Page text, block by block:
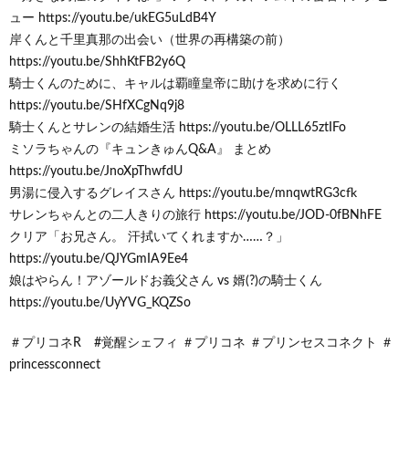
ュー https://youtu.be/ukEG5uLdB4Y
岸くんと千里真那の出会い（世界の再構築の前）
https://youtu.be/ShhKtFB2y6Q
騎士くんのために、キャルは覇瞳皇帝に助けを求めに行く
https://youtu.be/SHfXCgNq9j8
騎士くんとサレンの結婚生活 https://youtu.be/OLLL65ztIFo
ミソラちゃんの『キュンきゅんQ&A』 まとめ
https://youtu.be/JnoXpThwfdU
男湯に侵入するグレイスさん https://youtu.be/mnqwtRG3cfk
サレンちゃんとの二人きりの旅行 https://youtu.be/JOD-0fBNhFE
クリア「お兄さん。 汗拭いてくれますか……？」
https://youtu.be/QJYGmIA9Ee4
娘はやらん！アゾールドお義父さん vs 婿(?)の騎士くん
https://youtu.be/UyYVG_KQZSo
＃プリコネR #覚醒シェフィ ＃プリコネ ＃プリンセスコネクト ＃
princessconnect